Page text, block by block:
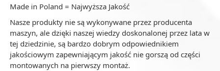
Made in Poland = Najwyższa Jakość
Nasze produkty nie są wykonywane przez producenta
maszyn, ale dzięki naszej wiedzy doskonalonej przez lata w
tej dziedzinie, są bardzo dobrym odpowiednikiem
jakościowym zapewniającym jakość nie gorszą od części
montowanych na pierwszy montaż.